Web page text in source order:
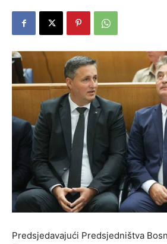
Predsjedavajući Predsjedništva